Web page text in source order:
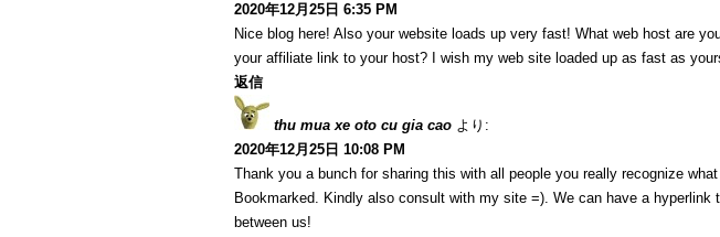
2020年12月25日 6:35 PM
Nice blog here! Also your website loads up very fast! What web host are
your affiliate link to your host? I wish my web site loaded up as fast as
返信
thu mua xe oto cu gia cao より:
2020年12月25日 10:08 PM
Thank you a bunch for sharing this with all people you really recognize
Bookmarked. Kindly also consult with my site =). We can have a hyperlink
between us!